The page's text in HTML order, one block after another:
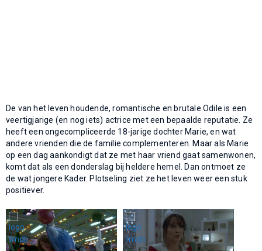
De van het leven houdende, romantische en brutale Odile is een
veertigjarige (en nog iets) actrice met een bepaalde reputatie. Ze
heeft een ongecompliceerde 18-jarige dochter Marie, en wat
andere vrienden die de familie complementeren. Maar als Marie
op een dag aankondigt dat ze met haar vriend gaat samenwonen,
komt dat als een donderslag bij heldere hemel. Dan ontmoet ze
de wat jongere Kader. Plotseling ziet ze het leven weer een stuk
positiever.